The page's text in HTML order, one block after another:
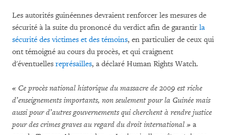
Les autorités guinéennes devraient renforcer les mesures de
sécurité à la suite du prononcé du verdict afin de garantir la
sécurité des victimes et des témoins, en particulier de ceux qui
ont témoigné au cours du procès, et qui craignent
d'éventuelles représailles, a déclaré Human Rights Watch.
« Ce procès national historique du massacre de 2009 est riche
d’enseignements importants, non seulement pour la Guinée mais
aussi pour d’autres gouvernements qui cherchent à rendre justice
pour des crimes graves au regard du droit international » a